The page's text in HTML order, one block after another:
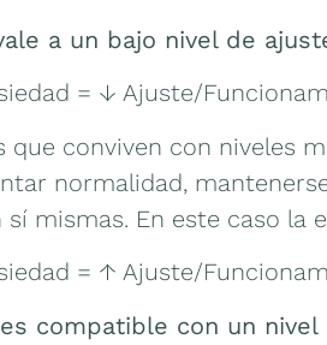
a un bajo nivel de
= ↓ Ajuste/
que conviven con niveles
normalidad,
mismas. En este caso la
= ↑ Ajuste/
compatible con un